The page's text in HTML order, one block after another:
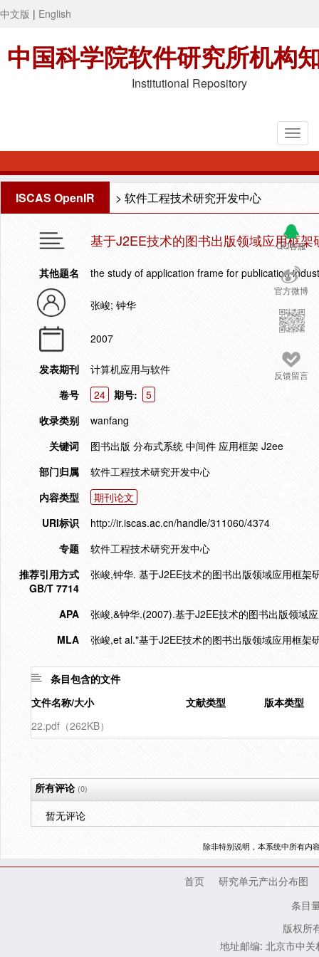
中文版 | English
中国科学院软件研究所机构
Institutional Repository
ISCAS OpenIR > 软件工程技术研究开发中心
QQ客服
官方微博
反馈留言
基于J2EE技术的图书出版领域应用框架
其他题名 the study of application frame for publication
张峻; 钟华
2007
发表期刊
计算机应用与软件
卷号
24 期号:
5
收录类别
wanfang
关键词
图书出版 分布式系统 中间件 应用框架 J2ee
部门归属
软件工程技术研究开发中心
内容类型
期刊论文
URI标识
http://ir.iscas.ac.cn/handle/311060/4374
专题
软件工程技术研究开发中心
推荐引用方式
GB/T 7714
张峻,钟华. 基于J2EE技术的图书出版领域应用框
APA
张峻,&钟华.(2007).基于J2EE技术的图书出版领域
MLA
张峻,et al."基于J2EE技术的图书出版领域应用框架
条目包含的文件
文件名称/大小
文献类型
版本类型
22.pdf（262KB）
所有评论(0)
暂无评论
除非特别说明，本系统中所有内
首页
研究单元产出分布图
条目
版权所
地址邮编: 北京市中